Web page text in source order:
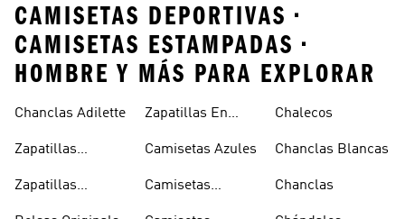
CAMISETAS DEPORTIVAS •
CAMISETAS ESTAMPADAS •
HOMBRE Y MÁS PARA EXPLORAR
Chanclas Adilette
Zapatillas
Zapatillas
Zapatillas En
Camisetas Azules
Camisetas
Chalecos
Chanclas Blancas
Chanclas